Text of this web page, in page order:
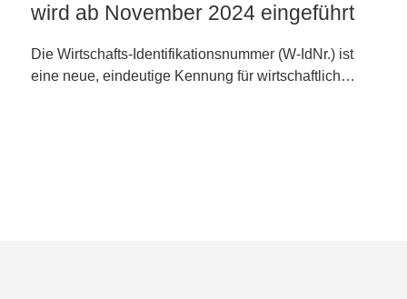
wird ab November 2024 eingeführt
Die Wirtschafts-Identifikationsnummer (W-IdNr.) ist
eine neue, eindeutige Kennung für wirtschaftlich…